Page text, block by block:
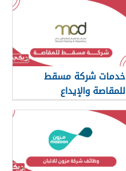
خدمات شركة مسقط
للمقاصة والإيداع